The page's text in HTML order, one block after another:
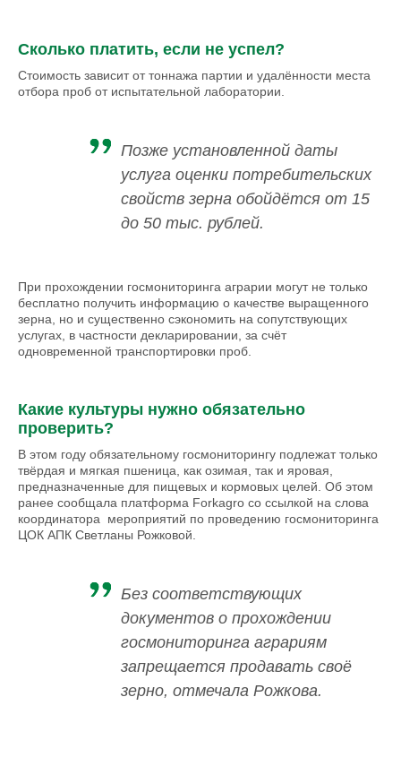
Сколько платить, если не успел?
Стоимость зависит от тоннажа партии и удалённости места
отбора проб от испытательной лаборатории.
Позже установленной даты
услуга оценки потребительских
свойств зерна обойдётся от 15
до 50 тыс. рублей.
При прохождении госмониторинга аграрии могут не только
бесплатно получить информацию о качестве выращенного
зерна, но и существенно сэкономить на сопутствующих
услугах, в частности декларировании, за счёт
одновременной транспортировки проб.
Какие культуры нужно обязательно
проверить?
В этом году обязательному госмониторингу подлежат только
твёрдая и мягкая пшеница, как озимая, так и яровая,
предназначенные для пищевых и кормовых целей. Об этом
ранее сообщала платформа Forkagro со ссылкой на слова
координатора мероприятий по проведению госмониторинга
ЦОК АПК Светланы Рожковой.
Без соответствующих
документов о прохождении
госмониторинга аграриям
запрещается продавать своё
зерно, отмечала Рожкова.